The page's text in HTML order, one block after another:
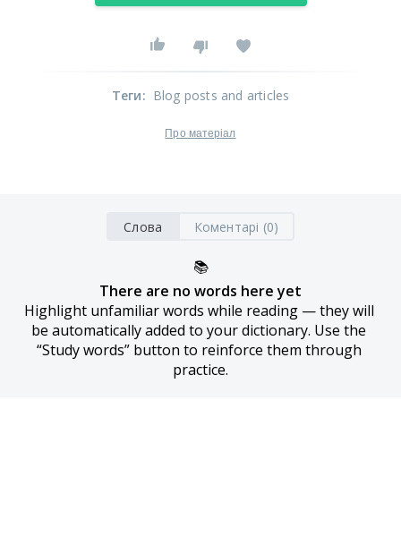
Теги: Blog posts and articles
Про матеріал
Слова Коментарі (0)
📚
There are no words here yet
Highlight unfamiliar words while reading — they will
be automatically added to your dictionary. Use the
“Study words” button to reinforce them through
practice.